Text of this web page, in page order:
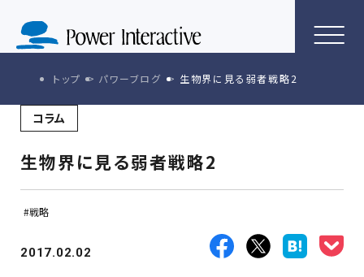
トップ パワーブログ 生物界に見る弱者戦略2
コラム
生物界に見る弱者戦略2
戦略
2017.02.02